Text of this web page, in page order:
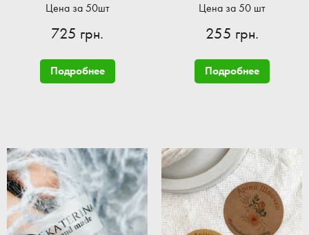
Цена за 50шт
725 грн.
Подробнее
Цена за 50 шт
255 грн.
Подробнее